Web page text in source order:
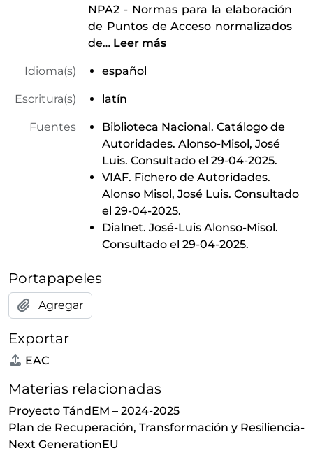
NPA2 - Normas para la elaboración
de Puntos de Acceso normalizados
de… Leer más
Idioma(s) español
Escritura(s) latín
Fuentes
Biblioteca Nacional. Catálogo de
Autoridades. Alonso-Misol, José
Luis. Consultado el 29-04-2025.
VIAF. Fichero de Autoridades.
Alonso Misol, José Luis. Consultado
el 29-04-2025.
Dialnet. José-Luis Alonso-Misol.
Consultado el 29-04-2025.
Portapapeles
Agregar
Exportar
EAC
Materias relacionadas
Proyecto TándEM – 2024-2025
Plan de Recuperación, Transformación y Resiliencia-
Next GenerationEU